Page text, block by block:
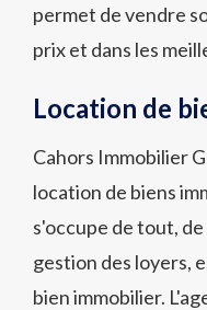
permet de vendre
prix et dans les
Location de
Cahors Immobilier
location de biens
s'occupe de tout,
gestion des loyers,
bien immobilier.